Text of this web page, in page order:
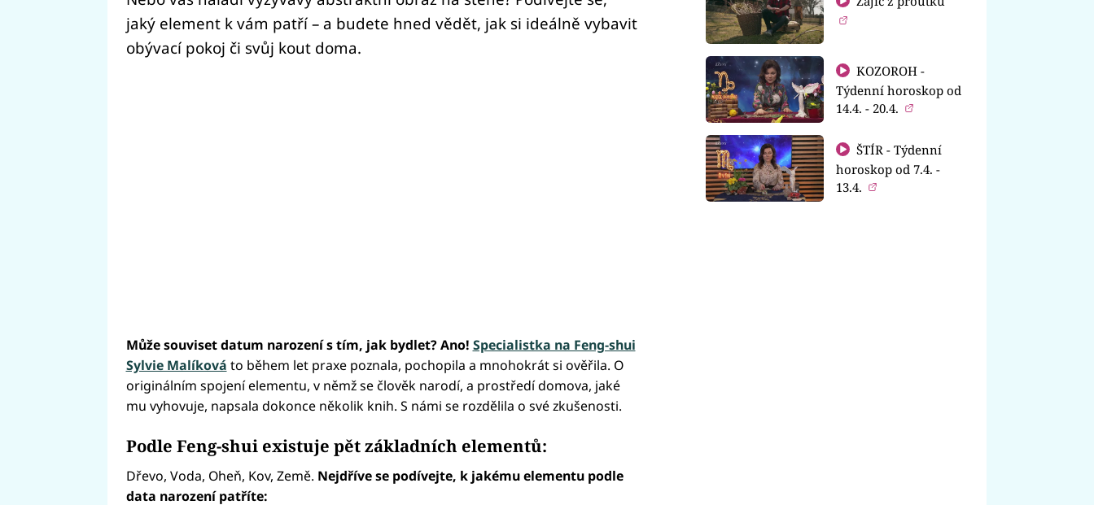
jaký element k vám patří – a budete hned vědět, jak si ideálně vybavit
obývací pokoj či svůj kout doma.
Může souviset datum narození s tím, jak bydlet? Ano! Specialistka na Feng-shui
Sylvie Malíková to během let praxe poznala, pochopila a mnohokrát si ověřila. O
originálním spojení elementu, v němž se člověk narodí, a prostředí domova, jaké
mu vyhovuje, napsala dokonce několik knih. S námi se rozdělila o své zkušenosti.
Podle Feng-shui existuje pět základních elementů:
Dřevo, Voda, Oheň, Kov, Země. Nejdříve se podívejte, k jakému elementu podle
data narození patříte:
KOZOROH -
Týdenní horoskop od
14.4. - 20.4.
ŠTÍR - Týdenní
horoskop od 7.4. -
13.4.